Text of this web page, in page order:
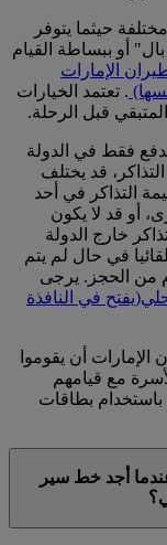
حيثما يتوفر
أو ببساطة القيام
الإمارات
. تعتمد الخيارات
قبل الرحلة.
فقط في الدولة
قد يختلف
التذاكر في أحد
أو قد لا يكون
خارج الدولة
في حال لم يتم
من الحجز. يرجى
(يفتح في النافذة
أن يقوموا
مع قيامهم
باستخدام بطاقات
أجد خط سير